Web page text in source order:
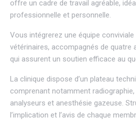
offre un cadre de travail agréable,
professionnelle et personnelle.
Vous intégrerez une équipe
vétérinaires, accompagnés de quatre
qui assurent un soutien efficace au
La clinique dispose d’un plateau
comprenant notamment radiographie,
analyseurs et anesthésie gazeuse.
l’implication et l’avis de chaque